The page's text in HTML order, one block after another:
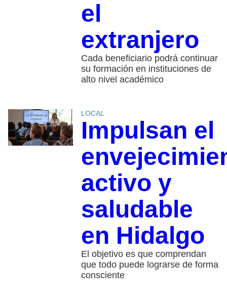
el
extranjero
Cada beneficiario podrá continuar
su formación en instituciones de
alto nivel académico
LOCAL
Impulsan el
activo y
saludable
en Hidalgo
El objetivo es que comprendan
que todo puede lograrse de forma
consciente